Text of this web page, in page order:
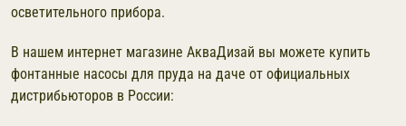
осветительного прибора.
В нашем интернет магазине АкваДизай вы можете купить
фонтанные насосы для пруда на даче от официальных
дистрибьюторов в России: